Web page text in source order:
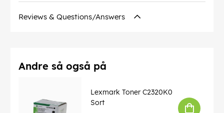
Reviews & Questions/Answers
Andre så også på
Lexmark Toner C2320K0
Sort